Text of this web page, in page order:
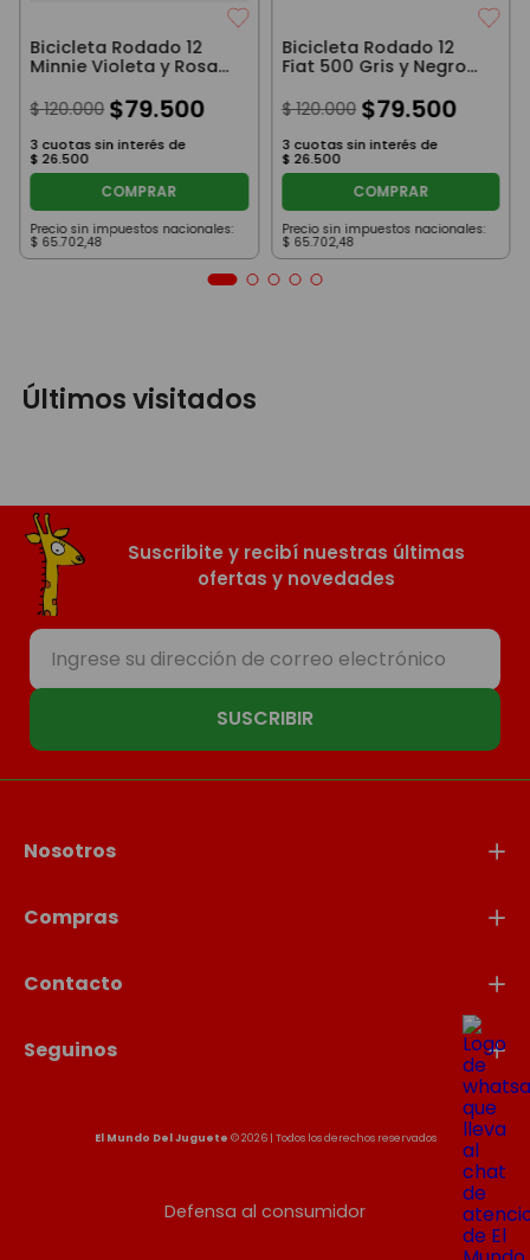
Bicicleta Rodado 12
Minnie Violeta y Rosa
con Rueditas, Canasto
y Cantimplora
$ 120.000 $79.500
3 cuotas sin interés de
$ 26.500
COMPRAR
Precio sin impuestos nacionales:
$ 65.702,48
Bicicleta Rodado 12
Fiat 500 Gris y Negro
con Rueditas, Canasto
y Cantimplora
$ 120.000 $79.500
3 cuotas sin interés de
$ 26.500
COMPRAR
Precio sin impuestos nacionales:
$ 65.702,48
Últimos visitados
Suscribite y recibí nuestras últimas
ofertas y novedades
SUSCRIBIR
Nosotros
Compras
Contacto
Seguinos
El Mundo Del Juguete © 2026 | Todos los derechos reservados
Defensa al consumidor